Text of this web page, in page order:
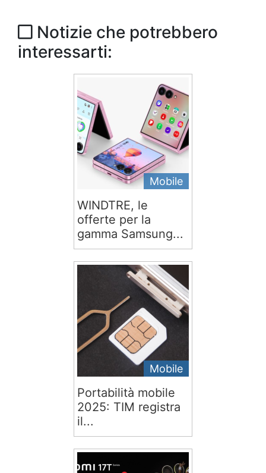
Notizie che potrebbero
interessarti:
Mobile
WINDTRE, le
offerte per la
gamma Samsung...
Mobile
Portabilità mobile
2025: TIM registra
il...